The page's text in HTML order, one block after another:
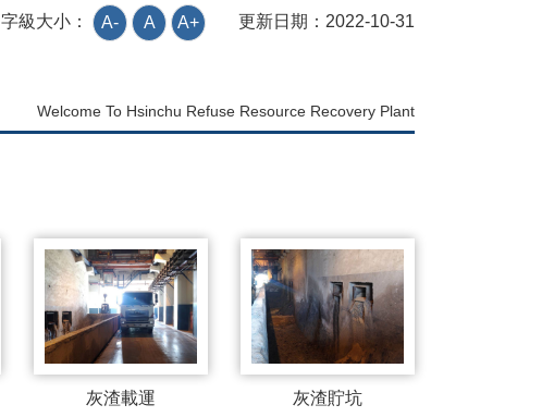
字級大小： A- A A+ 更新日期： 2022-10-31
Welcome To Hsinchu Refuse Resource Recovery Plant
灰渣載運 灰渣貯坑